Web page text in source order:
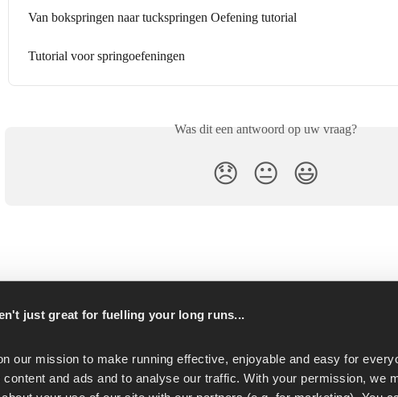
just great for fuelling your long runs...
our mission to make running effective, enjoyable and easy for
content and ads and to analyse our traffic. With your permission, we
Van bokspringen naar tuckspringen Oefening tutorial
Tutorial voor springoefeningen
Was dit een antwoord op uw vraag?
😞 😐 😃
you goal is a